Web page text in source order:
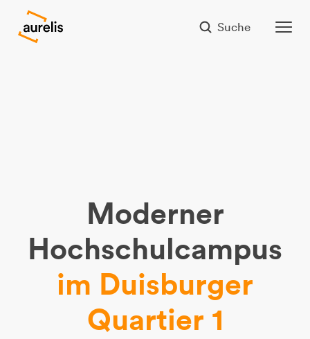
Suche
Moderner
Hochschulcampus
im Duisburger
Quartier 1